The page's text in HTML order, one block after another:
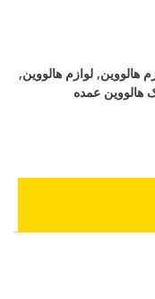
,لوازم هالووین,
عمده